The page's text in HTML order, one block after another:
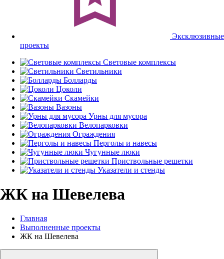
Эксклюзивные
проекты
Световые комплексы
Светильники
Болларды
Цоколи
Скамейки
Вазоны
Урны для мусора
Велопарковки
Ограждения
Перголы и навесы
Чугунные люки
Приствольные решетки
Указатели и стенды
ЖК на Шевелева
Главная
Выполненные проекты
ЖК на Шевелева